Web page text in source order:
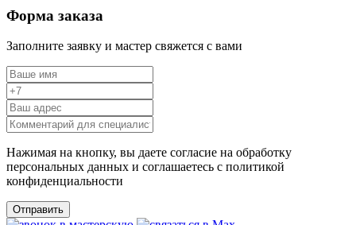
Форма заказа
Заполните заявку и мастер свяжется с вами
Нажимая на кнопку, вы даете согласие на обработку
персональных данных и соглашаетесь c политикой
конфиденциальности
Отправить